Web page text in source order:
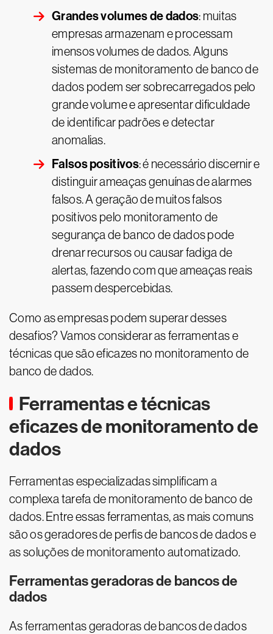
Grandes volumes de dados: muitas
empresas armazenam e processam
imensos volumes de dados. Alguns
sistemas de monitoramento de banco de
dados podem ser sobrecarregados pelo
grande volume e apresentar dificuldade
de identificar padrões e detectar
anomalias.
Falsos positivos: é necessário discernir e
distinguir ameaças genuínas de alarmes
falsos. A geração de muitos falsos
positivos pelo monitoramento de
segurança de banco de dados pode
drenar recursos ou causar fadiga de
alertas, fazendo com que ameaças reais
passem despercebidas.
Como as empresas podem superar desses
desafios? Vamos considerar as ferramentas e
técnicas que são eficazes no monitoramento de
banco de dados.
Ferramentas e técnicas
eficazes de monitoramento de
dados
Ferramentas especializadas simplificam a
complexa tarefa de monitoramento de banco de
dados. Entre essas ferramentas, as mais comuns
são os geradores de perfis de bancos de dados e
as soluções de monitoramento automatizado.
Ferramentas geradoras de bancos de
dados
As ferramentas geradoras de bancos de dados